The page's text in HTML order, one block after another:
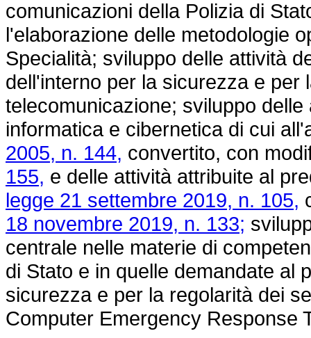
comunicazioni della Polizia di
l'elaborazione delle metodologie
Specialità; sviluppo delle attività
dell'interno per la sicurezza e per
telecomunicazione; sviluppo
informatica e cibernetica di cui
2005, n. 144, convertito, con
155, e delle attività attribuite al
legge 21 settembre 2019, n. 105,
18 novembre 2019, n. 133;
centrale nelle materie di
di Stato e in quelle demandate al
sicurezza e per la regolarità dei
Computer Emergency Response